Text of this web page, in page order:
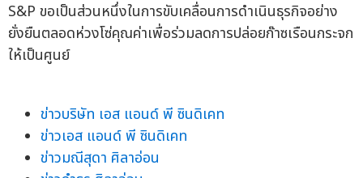
S&P ขอเป็นส่วนหนึ่งในการขับเคลื่อนการดำเนินธุรกิจอย่าง
ยั่งยืนตลอดห่วงโซ่คุณค่าเพื่อร่วมลดการปล่อยก๊าซเรือนกระจก
ให้เป็นศูนย์
ข่าวบริษัท เอส แอนด์ พี ซินดิเคท
ข่าวเอส แอนด์ พี ซินดิเคท
ข่าวมณีสุดา ศิลาอ่อน